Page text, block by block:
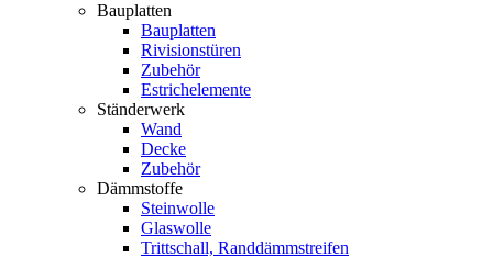
Bauplatten
Bauplatten
Rivisionstüren
Zubehör
Estrichelemente
Ständerwerk
Wand
Decke
Zubehör
Dämmstoffe
Steinwolle
Glaswolle
Trittschall, Randdämmstreifen